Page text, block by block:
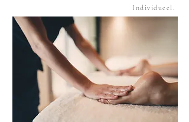
Individueel.